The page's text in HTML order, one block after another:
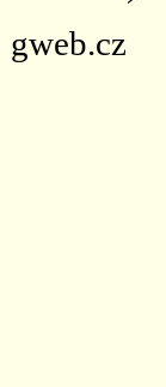
gweb.cz